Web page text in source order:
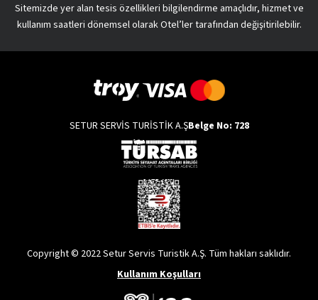
Sitemizde yer alan tesis özellikleri bilgilendirme amaçlıdır, hizmet ve
kullanım saatleri dönemsel olarak Otel’ler tarafından değişitirilebilir.
SETUR SERVİS TURİSTİK A.ŞBelge No: 728
Copyright © 2022 Setur Servis Turistik A.Ş. Tüm hakları saklıdır.
Kullanım Koşulları